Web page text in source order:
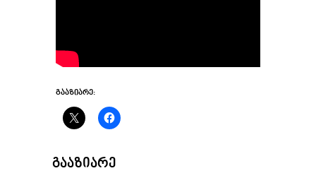
ᲒᲐᲐᲖᲘᲐᲠᲔ:
ᲒᲐᲐᲖᲘᲐᲠᲔ